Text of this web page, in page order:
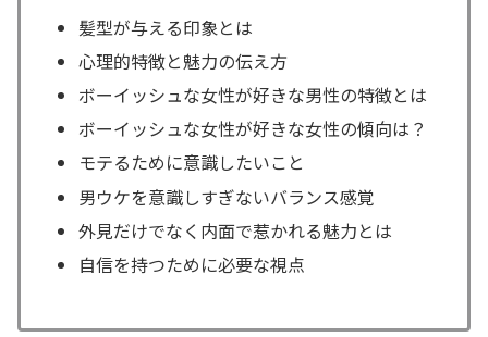
髪型が与える印象とは
心理的特徴と魅力の伝え方
ボーイッシュな女性が好きな男性の特徴とは
ボーイッシュな女性が好きな女性の傾向は？
モテるために意識したいこと
男ウケを意識しすぎないバランス感覚
外見だけでなく内面で惹かれる魅力とは
自信を持つために必要な視点